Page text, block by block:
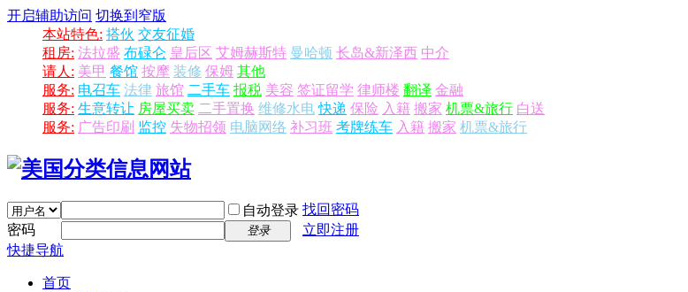
开启辅助访问 切换到窄版
本站特色: 搭伙 交友征婚
租房: 法拉盛 布碌仑 皇后区 艾姆赫斯特 曼哈顿 长岛&新泽西 中介
请人: 美甲 餐馆 按摩 装修 保姆 其他
服务: 电召车 法律 旅馆 二手车 报税 美容 签证留学 律师楼 翻译 金融
服务: 生意转让 房屋买卖 二手置换 维修水电 快递 保险 入籍 搬家 机票&旅行 白送
服务: 广告印刷 监控 失物招领 电脑网络 补习班 考牌练车 入籍 搬家 机票&旅行
自动登录 找回密码
密码
登录
立即注册
快捷导航
首页